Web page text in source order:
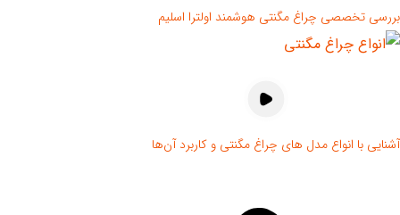
بررسی تخصصی چراغ مگنتی هوشمند اولترا اسلیم
آشنایی با انواع مدل های چراغ مگنتی و کاربرد آن‌ها